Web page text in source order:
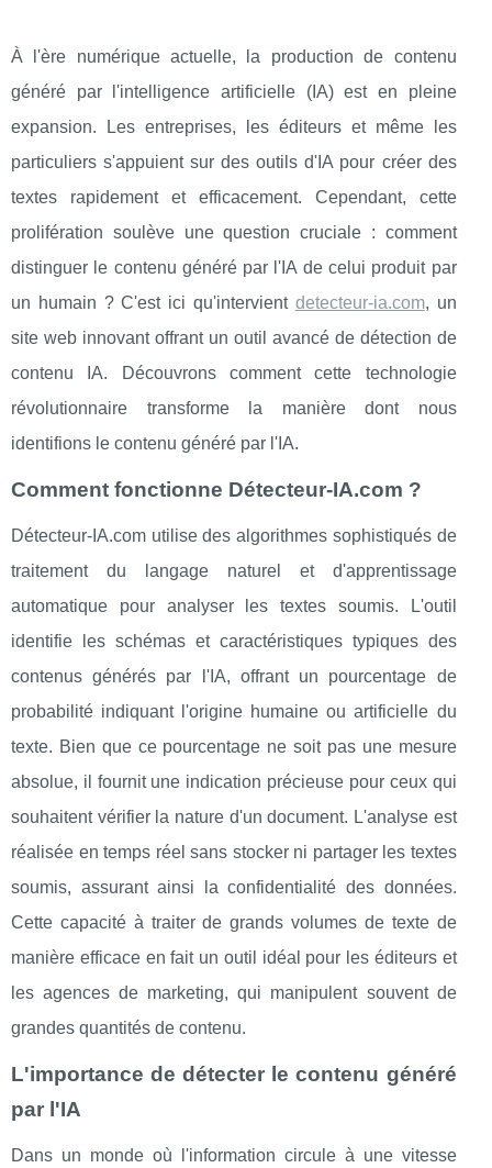
À l'ère numérique actuelle, la production de contenu
généré par l'intelligence artificielle (IA) est en pleine
expansion. Les entreprises, les éditeurs et même les
particuliers s'appuient sur des outils d'IA pour créer des
textes rapidement et efficacement. Cependant, cette
prolifération soulève une question cruciale : comment
distinguer le contenu généré par l'IA de celui produit par
un humain ? C'est ici qu'intervient detecteur-ia.com, un
site web innovant offrant un outil avancé de détection de
contenu IA. Découvrons comment cette technologie
révolutionnaire transforme la manière dont nous
identifions le contenu généré par l'IA.
Comment fonctionne Détecteur-IA.com ?
Détecteur-IA.com utilise des algorithmes sophistiqués de
traitement du langage naturel et d'apprentissage
automatique pour analyser les textes soumis. L'outil
identifie les schémas et caractéristiques typiques des
contenus générés par l'IA, offrant un pourcentage de
probabilité indiquant l'origine humaine ou artificielle du
texte. Bien que ce pourcentage ne soit pas une mesure
absolue, il fournit une indication précieuse pour ceux qui
souhaitent vérifier la nature d'un document. L'analyse est
réalisée en temps réel sans stocker ni partager les textes
soumis, assurant ainsi la confidentialité des données.
Cette capacité à traiter de grands volumes de texte de
manière efficace en fait un outil idéal pour les éditeurs et
les agences de marketing, qui manipulent souvent de
grandes quantités de contenu.
L'importance de détecter le contenu généré
par l'IA
Dans un monde où l'information circule à une vitesse